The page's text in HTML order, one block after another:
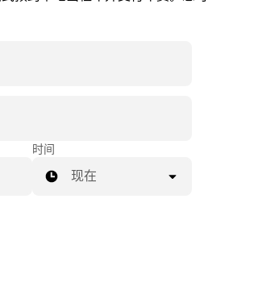
租车行程。
时间
现在